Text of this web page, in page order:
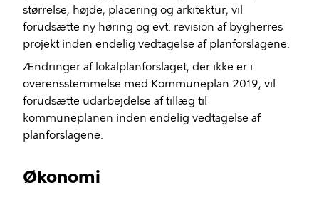
størrelse, højde, placering og arkitektur, vil
forudsætte ny høring og evt. revision af bygherres
projekt inden endelig vedtagelse af planforslagene.
Ændringer af lokalplanforslaget, der ikke er i
overensstemmelse med Kommuneplan 2019, vil
forudsætte udarbejdelse af tillæg til
kommuneplanen inden endelig vedtagelse af
planforslagene.
Økonomi